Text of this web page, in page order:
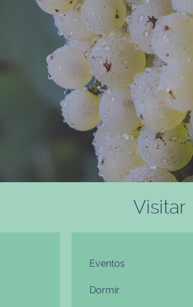
Visitar
Eventos
Dormir